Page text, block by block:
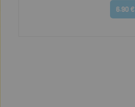
6.90 €